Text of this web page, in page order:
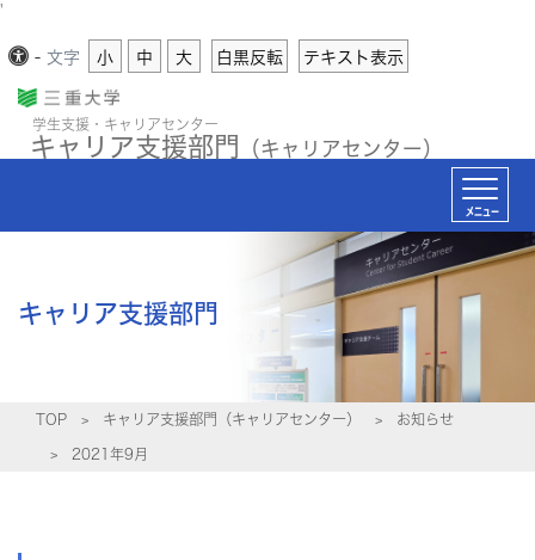
'
- 文字 小 中 大 白黒反転 テキスト表示
学生支援・キャリアセンター
キャリア支援部門 （キャリアセンター）
メニュー
キャリア支援部門
TOP キャリア支援部門（キャリアセンター） お知らせ
2021年9月